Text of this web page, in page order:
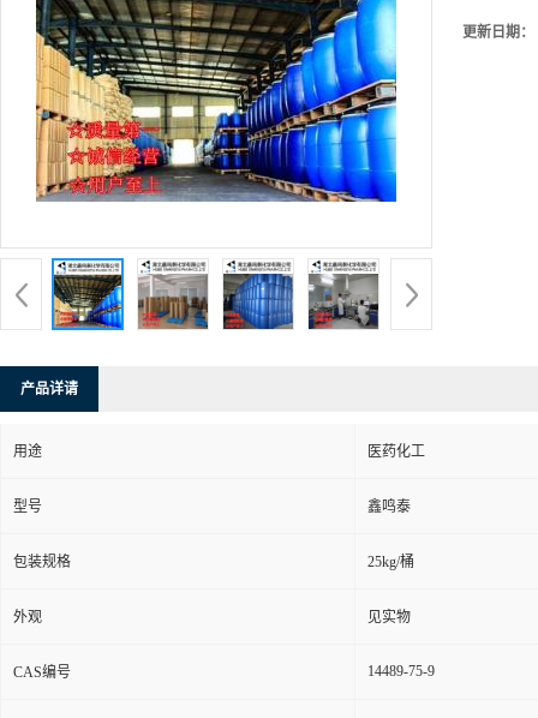
更新日期：
产品详请
用途 医药化工
型号 鑫鸣泰
包装规格 25kg/桶
外观 见实物
CAS编号 14489-75-9